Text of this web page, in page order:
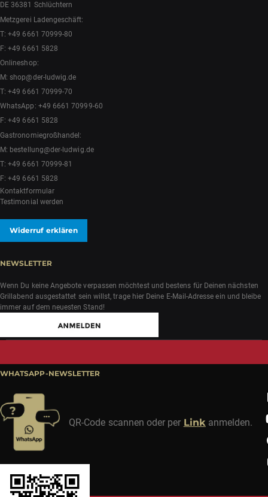
DE 36381 Schlüchtern
Metzgerei Ladengeschäft:
T:+49 6661 70999-80
F: +49 6661 5828
Onlineshop:
M:shop@der-ludwig.de
T:+49 6661 70999-70
WhatsApp: +49 6661 70999-60
F: +49 6661 5828
Gastronomiegroßhandel:
M: bestellung@der-ludwig.de
T:+49 6661 70999-81
F: +49 6661 5828
Kontaktformular
Testimonial werden
Widerruf erklären
NEWSLETTER
Wenn Du keine Angebote verpassen möchtest und bestens für Deinen nächsten
Grillabend ausgestattet sein willst, trage hier Deine E-Mail-Adresse ein und bleibe
immer auf dem neuesten Stand!
WHATSAPP-NEWSLETTER
QR-Code scannen oder per Linkanmelden.